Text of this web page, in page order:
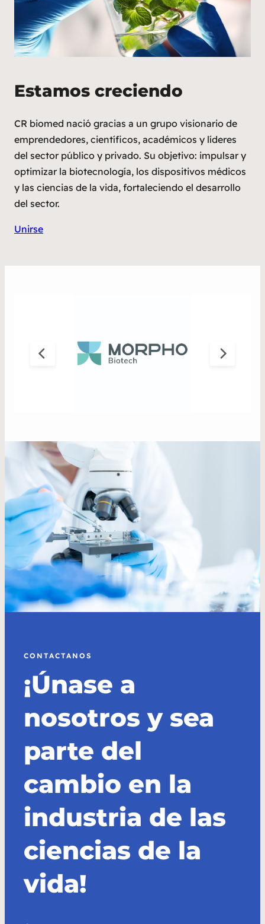
Estamos creciendo
CR biomed nació gracias a un grupo visionario de
emprendedores, científicos, académicos y líderes
del sector público y privado. Su objetivo: impulsar y
optimizar la biotecnología, los dispositivos médicos
y las ciencias de la vida, fortaleciendo el desarrollo
del sector.
Unirse
CONTACTANOS
¡Únase a
nosotros y sea
parte del
cambio en la
industria de las
ciencias de la
vida!